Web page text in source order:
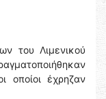
του Λιμενικού
οποίοι έχρηζαν